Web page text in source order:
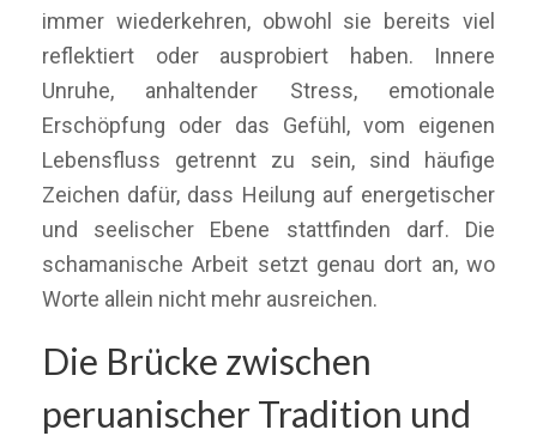
immer wiederkehren, obwohl sie bereits viel
reflektiert oder ausprobiert haben. Innere
Unruhe, anhaltender Stress, emotionale
Erschöpfung oder das Gefühl, vom eigenen
Lebensfluss getrennt zu sein, sind häufige
Zeichen dafür, dass Heilung auf energetischer
und seelischer Ebene stattfinden darf. Die
schamanische Arbeit setzt genau dort an, wo
Worte allein nicht mehr ausreichen.
Die Brücke zwischen
peruanischer Tradition und